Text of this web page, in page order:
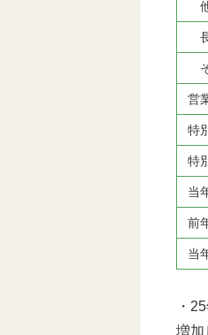
他
長
営
特
特
当
前
当
・
増加